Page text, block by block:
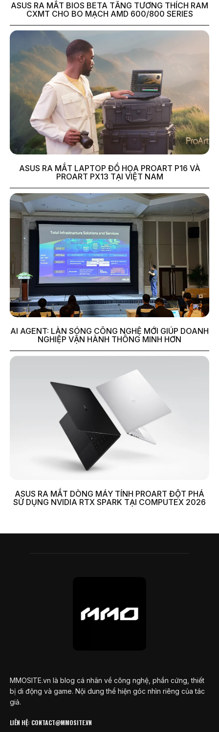
ASUS RA MẮT BIOS BETA TĂNG TƯƠNG THÍCH RAM
CXMT CHO BO MẠCH AMD 600/800 SERIES
ASUS RA MẮT LAPTOP ĐỒ HỌA PROART P16 VÀ
PROART PX13 TẠI VIỆT NAM
AI AGENT: LÀN SÓNG CÔNG NGHỆ MỚI GIÚP DOANH
NGHIỆP VẬN HÀNH THÔNG MINH HƠN
ASUS RA MẮT DÒNG MÁY TÍNH PROART ĐỘT PHÁ
SỬ DỤNG NVIDIA RTX SPARK TẠI COMPUTEX 2026
MMOSITE.vn là blog cá nhân về công nghệ, phần cứng, thiết
bị di động và game. Nội dung thể hiện góc nhìn riêng của tác
giả.
LIÊN HỆ: CONTACT@MMOSITE.VN